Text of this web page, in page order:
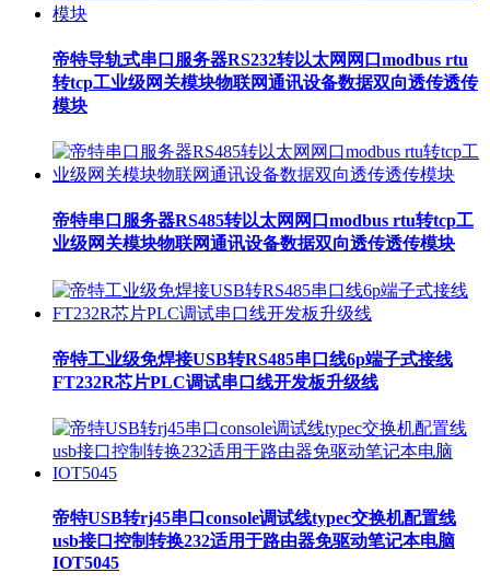
帝特导轨式串口服务器RS232转以太网网口modbus rtu
转tcp工业级网关模块物联网通讯设备数据双向透传透传
模块
帝特串口服务器RS485转以太网网口modbus rtu转tcp工
业级网关模块物联网通讯设备数据双向透传透传模块
帝特工业级免焊接USB转RS485串口线6p端子式接线
FT232R芯片PLC调试串口线开发板升级线
帝特USB转rj45串口console调试线typec交换机配置线
usb接口控制转换232适用于路由器免驱动笔记本电脑
IOT5045